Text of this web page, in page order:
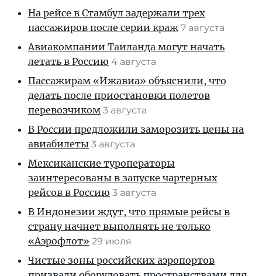
На рейсе в Стамбул задержали трех
пассажиров после серии краж 7 августа
Авиакомпании Таиланда могут начать
летать в Россию 4 августа
Пассажирам «Ижавиа» объяснили, что
делать после приостановки полетов
перевозчиком 3 августа
В России предложили заморозить цены на
авиабилеты 3 августа
Мексиканские туроператоры
заинтересованы в запуске чартерных
рейсов в Россию 3 августа
В Индонезии ждут, что прямые рейсы в
страну начнет выполнять не только
«Аэрофлот» 29 июля
Чистые зоны российских аэропортов